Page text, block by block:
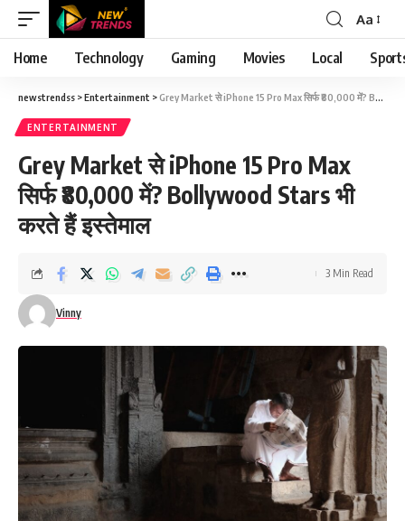
Font
Resizer
Aa
Home Technology Gaming Movies Local
newstrendss >Entertainment >Grey Market से iPhone 15 Pro Max सिर्फ ₹80,000 में? Bollywood Stars भी करते हैं इस्तेमाल
ENTERTAINMENT
Grey Market से iPhone 15 Pro Max
सिर्फ ₹80,000 में? Bollywood Stars भी
करते हैं इस्तेमाल
Vinny
3 Min Read